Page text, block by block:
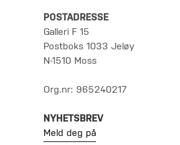
POSTADRESSE
Galleri F 15
Postboks 1033 Jeløy
N-1510 Moss
Org.nr: 965240217
NYHETSBREV
Meld deg på